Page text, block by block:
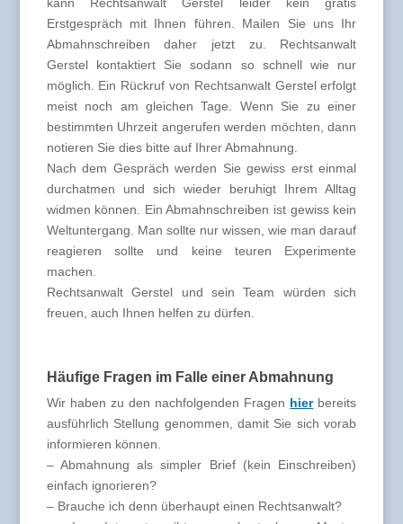
kann Rechtsanwalt Gerstel leider kein gratis
Erstgespräch mit Ihnen führen. Mailen Sie uns Ihr
Abmahnschreiben daher jetzt zu. Rechtsanwalt
Gerstel kontaktiert Sie sodann so schnell wie nur
möglich. Ein Rückruf von Rechtsanwalt Gerstel erfolgt
meist noch am gleichen Tage. Wenn Sie zu einer
bestimmten Uhrzeit angerufen werden möchten, dann
notieren Sie dies bitte auf Ihrer Abmahnung.
Nach dem Gespräch werden Sie gewiss erst einmal
durchatmen und sich wieder beruhigt Ihrem Alltag
widmen können. Ein Abmahnschreiben ist gewiss kein
Weltuntergang. Man sollte nur wissen, wie man darauf
reagieren sollte und keine teuren Experimente
machen.
Rechtsanwalt Gerstel und sein Team würden sich
freuen, auch Ihnen helfen zu dürfen.
Häufige Fragen im Falle einer Abmahnung
Wir haben zu den nachfolgenden Fragen hierbereits
ausführlich Stellung genommen, damit Sie sich vorab
informieren können.
– Abmahnung als simpler Brief (kein Einschreiben)
einfach ignorieren?
– Brauche ich denn überhaupt einen Rechtsanwalt?